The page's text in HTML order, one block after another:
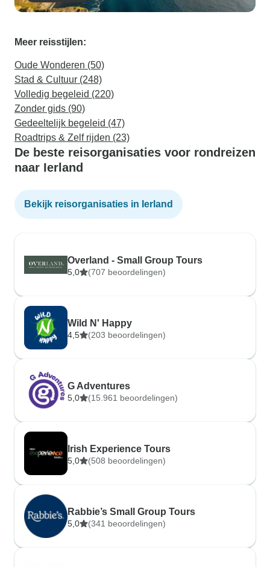
Meer reisstijlen:
Oude Wonderen (50)
Stad & Cultuur (248)
Volledig begeleid (220)
Zonder gids (90)
Gedeeltelijk begeleid (47)
Roadtrips & Zelf rijden (23)
De beste reisorganisaties voor rondreizen
naar Ierland
Bekijk reisorganisaties in Ierland
Overland - Small Group Tours
5,0 (707 beoordelingen)
Wild N' Happy
4,5 (203 beoordelingen)
G Adventures
5,0 (15.961 beoordelingen)
Irish Experience Tours
5,0 (508 beoordelingen)
Rabbie’s Small Group Tours
5,0 (341 beoordelingen)